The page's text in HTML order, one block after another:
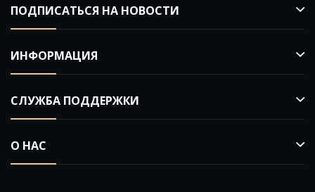
ПОДПИСАТЬСЯ НА НОВОСТИ
ИНФОРМАЦИЯ
СЛУЖБА ПОДДЕРЖКИ
О НАС